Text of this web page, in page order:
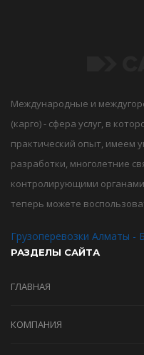
Международные и
(карго) - сфера услуг, в
практический опыт, имеем
разработки, многолетние
контролирующими
теперь можете
Грузоперевозки Алматы -
РАЗДЕЛЫ САЙТА
ГЛАВНАЯ
КОМПАНИЯ